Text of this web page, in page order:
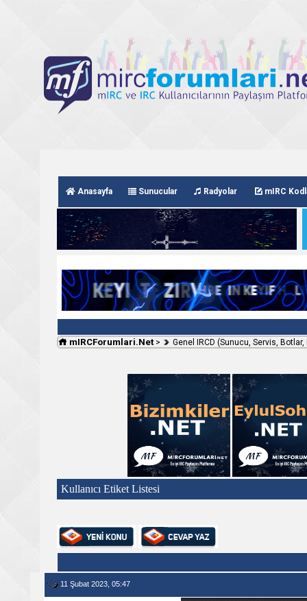
Anasayfa Sunucular Radyolar mIRC
mIRCForumlari.Net > Genel IRCD (Sunucu, Servis,
Kullanıcı Etiket Listesi
11 Şubat 2023, 05:47